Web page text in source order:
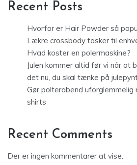
Recent Posts
Hvorfor er Hair Powder så
Lækre crossbody tasker til
Hvad koster en polermaskine?
Julen kommer altid før vi når at
det nu, du skal tænke på
Gør polterabend uforglemmelig
shirts
Recent Comments
Der er ingen kommentarer at vise.